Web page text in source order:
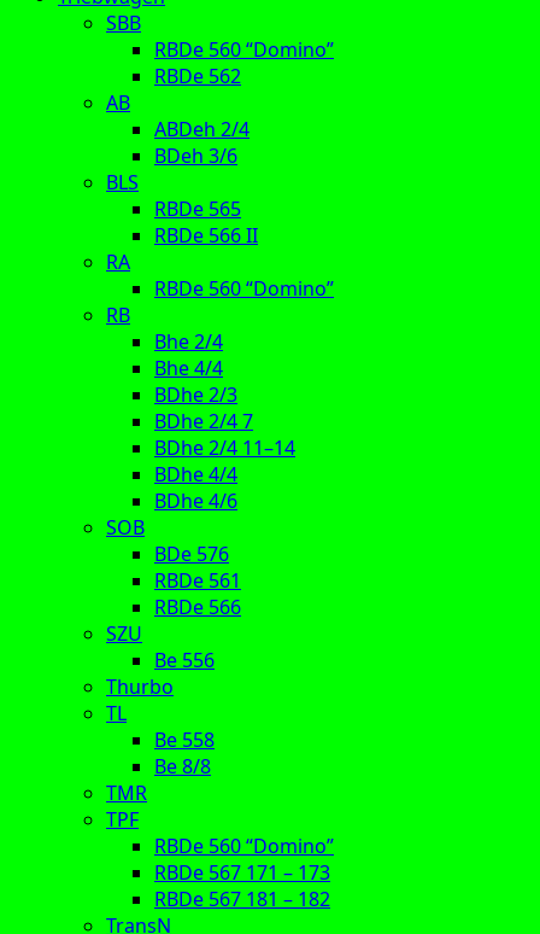
SBB
RBDe 560 “Domino”
RBDe 562
AB
ABDeh 2/4
BDeh 3/6
BLS
RBDe 565
RBDe 566 II
RA
RBDe 560 “Domino”
RB
Bhe 2/4
Bhe 4/4
BDhe 2/3
BDhe 2/4 7
BDhe 2/4 11–14
BDhe 4/4
BDhe 4/6
SOB
BDe 576
RBDe 561
RBDe 566
SZU
Be 556
Thurbo
TL
Be 558
Be 8/8
TMR
TPF
RBDe 560 “Domino”
RBDe 567 171 – 173
RBDe 567 181 – 182
TransN